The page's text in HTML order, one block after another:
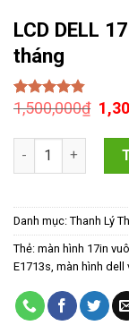
LCD DELL
tháng
4.50trên 5
2
đánh giá
1,500,000₫ Giá
gốc
là:
LCD DELL 17”
Danh mục: Thanh Lý
Thẻ: màn hình 17in
E1713s màn hình dell